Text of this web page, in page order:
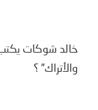
خالد شوكات يكتب
والأتراك” ؟